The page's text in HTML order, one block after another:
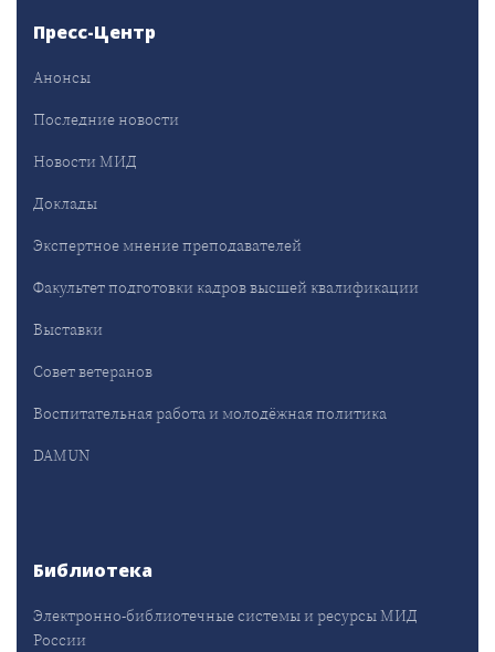
Пресс-Центр
Анонсы
Последние новости
Новости МИД
Доклады
Экспертное мнение преподавателей
Факультет подготовки кадров высшей квалификации
Выставки
Совет ветеранов
Воспитательная работа и молодёжная политика
DAMUN
Библиотека
Электронно-библиотечные системы и ресурсы МИД
России